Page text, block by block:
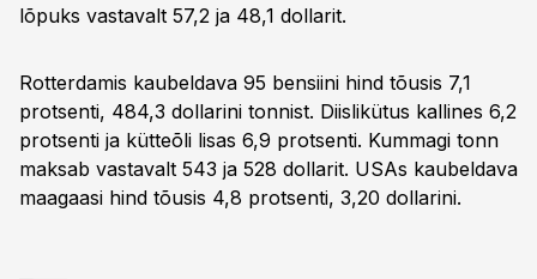
lõpuks vastavalt 57,2 ja 48,1 dollarit.
Rotterdamis kaubeldava 95 bensiini hind tõusis 7,1
protsenti, 484,3 dollarini tonnist. Diislikütus kallines 6,2
protsenti ja kütteõli lisas 6,9 protsenti. Kummagi tonn
maksab vastavalt 543 ja 528 dollarit. USAs kaubeldava
maagaasi hind tõusis 4,8 protsenti, 3,20 dollarini.